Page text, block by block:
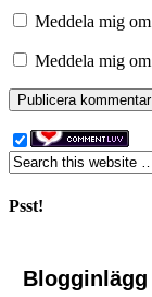
Meddela mig
Meddela mig
Psst!